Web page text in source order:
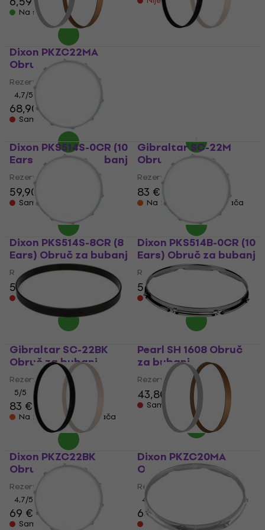
Na skladištu
Dixon PKZC22MA
Obruč za bubanj
Rezervni dio za bubanj
4,7/5
68,90 €
Samo po narudžbi
Dixon PKS514S-0CR (10
Ears) Obruč za bubanj
Rezervni dio za bubanj
59,90 €
Samo po narudžbi
Gibraltar SC-22M
Obruč za bubanj
Rezervni dio za bubanj
83 €
Na zalihi kod dobavljača
Dixon PKS514S-8CR (8
Ears) Obruč za bubanj
Rezervni dio za bubanj
59,90 €
Samo po narudžbi
Dixon PKS514B-0CR (10
Ears) Obruč za bubanj
Rezervni dio za bubanj
59,90 €
Samo po narudžbi
Gibraltar SC-22BK
Obruč za bubanj
Rezervni dio za bubanj
5/5
83 € 85 €
Na zalihi kod dobavljača
Pearl SH 1608 Obruč
za bubanj
Rezervni dio za bubanj
43,80 €
Samo po narudžbi
Dixon PKZC22BK
Obruč za bubanj
Rezervni dio za bubanj
4,7/5
69 €
Samo po narudžbi
Dixon PKZC20MA
Obruč za bubanj
Rezervni dio za bubanj
4,7
64,40 €
Samo po narudžbi